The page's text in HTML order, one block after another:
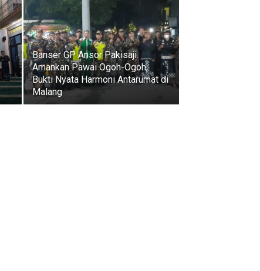
Banser GP Ansor Pakisaji
Amankan Pawai Ogoh-Ogoh,
Bukti Nyata Harmoni Antarumat di
Malang